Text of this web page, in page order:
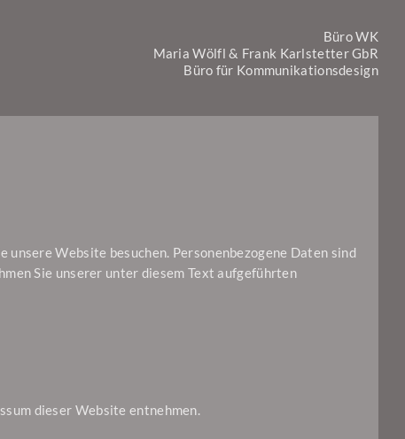
Büro WK
Maria Wölfl & Frank Karlstetter GbR
Büro für Kommunikationsdesign
Website besuchen. Personenbezogene Daten sind
Sie unserer unter diesem Text aufgeführten
dieser Website entnehmen.